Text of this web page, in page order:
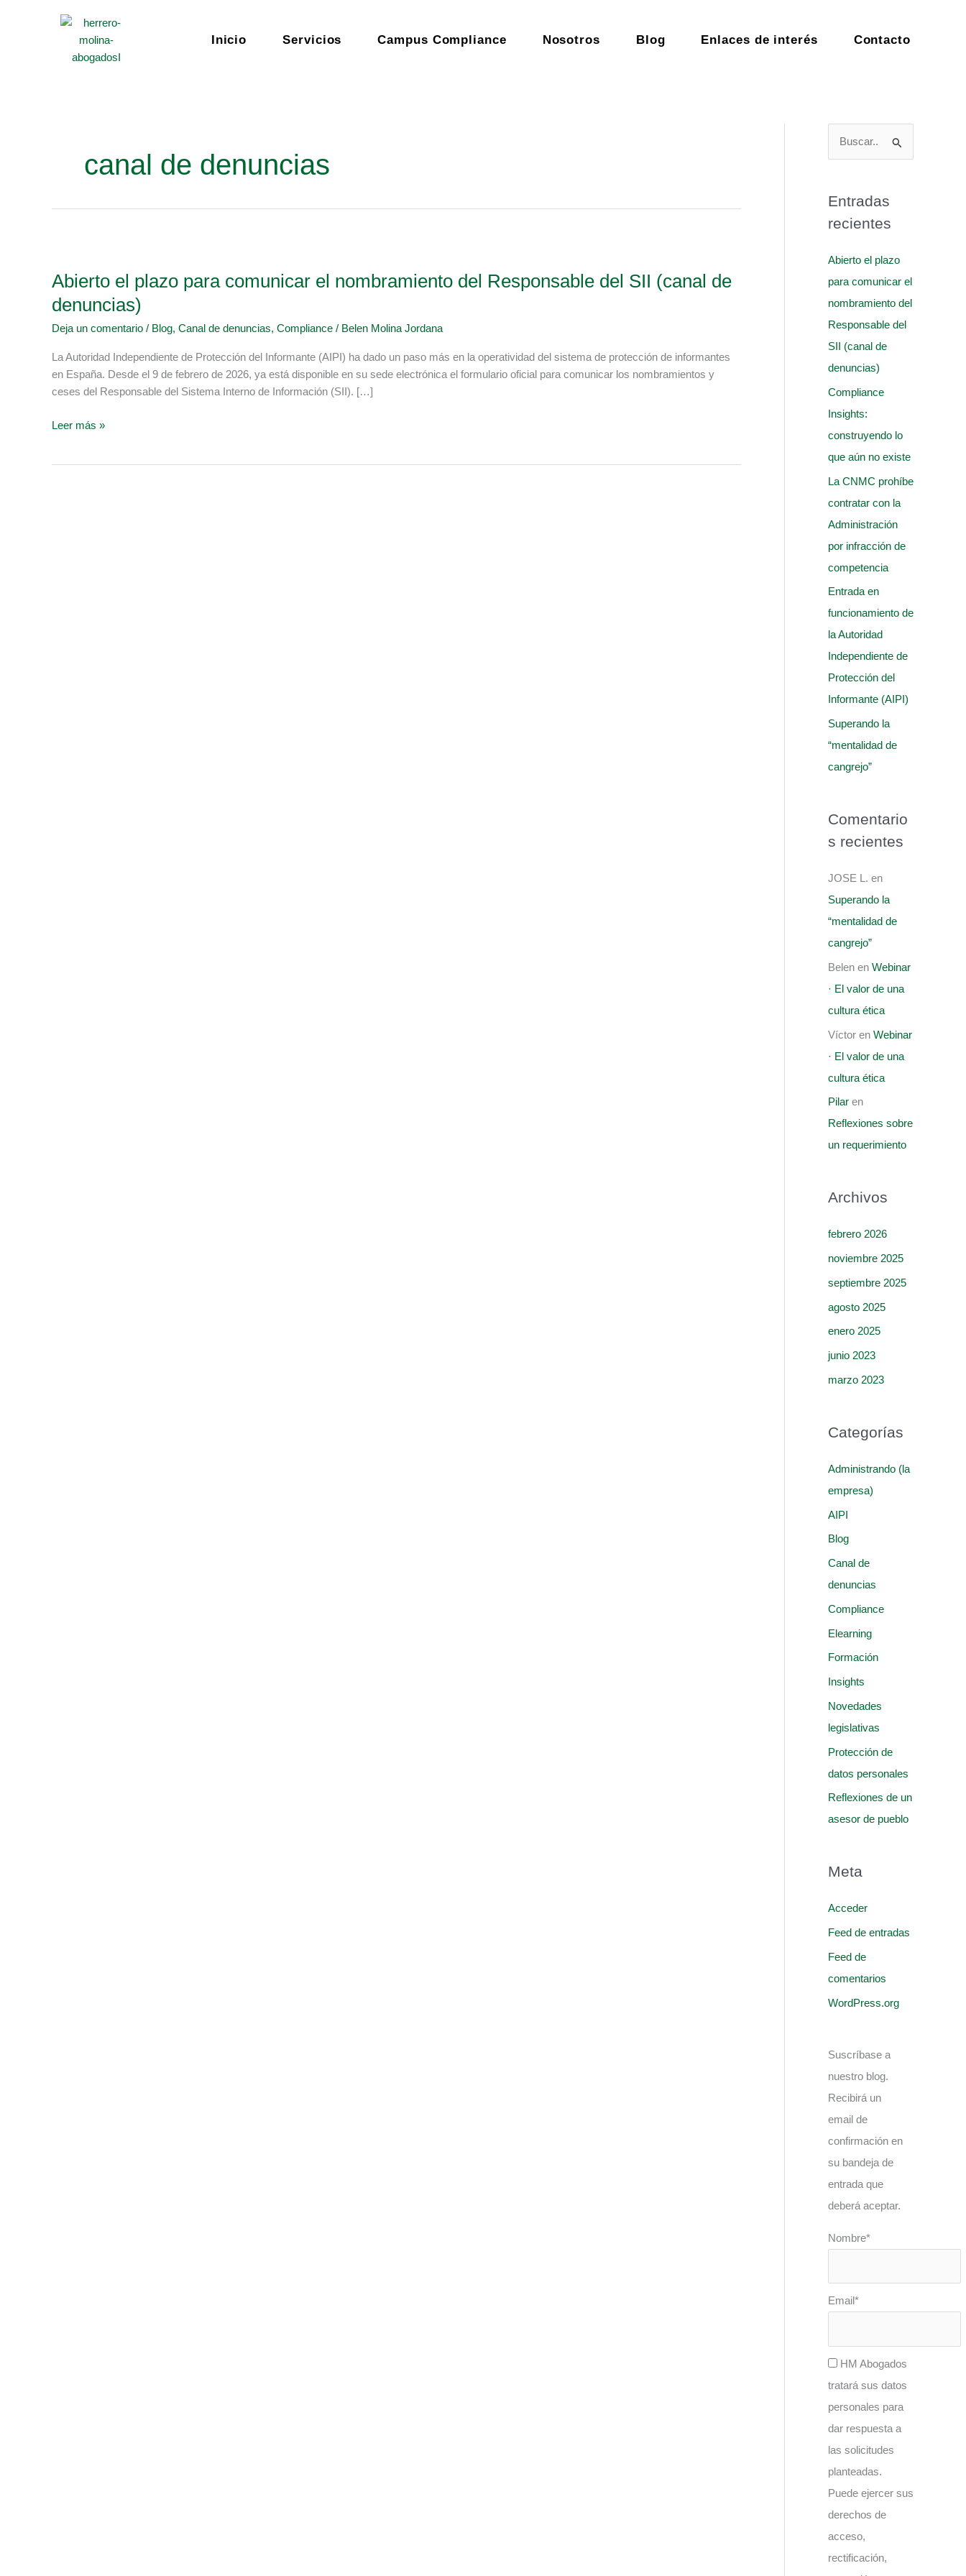
Inicio Servicios Campus Compliance Nosotros Blog Enlaces de interés Contacto
canal de denuncias
Abierto el plazo para comunicar el nombramiento del Responsable del SII (canal de
denuncias)
Deja un comentario / Blog, Canal de denuncias, Compliance / Belen Molina Jordana
La Autoridad Independiente de Protección del Informante (AIPI) ha dado un paso más en la operatividad del sistema de protección de informantes
en España. Desde el 9 de febrero de 2026, ya está disponible en su sede electrónica el formulario oficial para comunicar los nombramientos y
ceses del Responsable del Sistema Interno de Información (SII). […]
plazo
para
comunicar
el
del
Responsable
del
denuncias)
Leer más »
c
a
Entradas
recientes
Abierto el plazo
para comunicar el
nombramiento del
Responsable del
SII (canal de
denuncias)
Compliance
Insights:
construyendo lo
que aún no existe
La CNMC prohíbe
contratar con la
Administración
por infracción de
competencia
Entrada en
funcionamiento de
la Autoridad
Independiente de
Protección del
Informante (AIPI)
Superando la
“mentalidad de
cangrejo”
Comentario
s recientes
JOSE L. en
Superando la
“mentalidad de
cangrejo”
Belen en Webinar
· El valor de una
cultura ética
Víctor en Webinar
· El valor de una
cultura ética
Pilar en
Reflexiones sobre
un requerimiento
Archivos
febrero 2026
noviembre 2025
septiembre 2025
agosto 2025
enero 2025
junio 2023
marzo 2023
Categorías
Administrando (la
empresa)
AIPI
Blog
Canal de
denuncias
Compliance
Elearning
Formación
Insights
Novedades
legislativas
Protección de
datos personales
Reflexiones de un
asesor de pueblo
Meta
Acceder
Feed de entradas
Feed de
comentarios
WordPress.org
Suscríbase a
nuestro blog.
Recibirá un
email de
confirmación en
su bandeja de
entrada que
deberá aceptar.
Nombre*
Email*
HM Abogados
tratará sus datos
personales para
dar respuesta a
las solicitudes
planteadas.
Puede ejercer sus
derechos de
acceso,
rectificación,